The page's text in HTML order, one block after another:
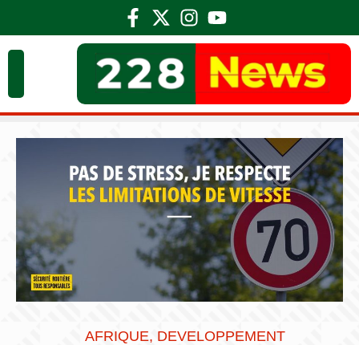
AFRIQUE, DEVELOPPEMENT